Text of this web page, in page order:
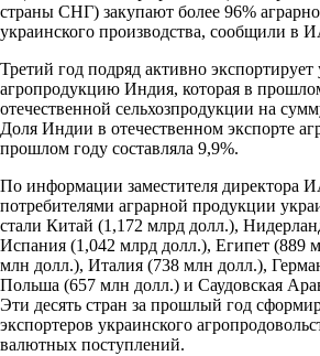
страны СНГ) закупают более 96%
украинского производства, сообщили в
Третий год подряд активно
агропродукцию Индия, которая в
отечественной сельхозпродукции на
Доля Индии в отечественном экспорте
прошлом году составляла 9,9%.
По информации заместителя директора
потребителями аграрной продукции
стали Китай (1,172 млрд долл.),
Испания (1,042 млрд долл.), Египет (889
млн долл.), Италия (738 млн долл.),
Польша (657 млн долл.) и Саудовская
Эти десять стран за прошлый год
экспортеров украинского
валютных поступлений.